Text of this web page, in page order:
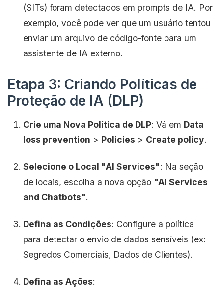
(SITs) foram detectados em prompts de IA. Por
exemplo, você pode ver que um usuário tentou
enviar um arquivo de código-fonte para um
assistente de IA externo.
Etapa 3: Criando Políticas de
Proteção de IA (DLP)
Crie uma Nova Política de DLP: Vá em Data
loss prevention > Policies > Create policy.
Selecione o Local "AI Services": Na seção
de locais, escolha a nova opção "AI Services
and Chatbots".
Defina as Condições: Configure a política
para detectar o envio de dados sensíveis (ex:
Segredos Comerciais, Dados de Clientes).
Defina as Ações: